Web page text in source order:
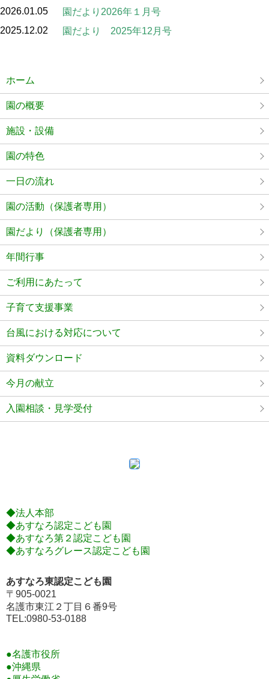
2026.01.05
園だより2026年１月号
2025.12.02
園だより 2025年12月号
ホーム
園の概要
施設・設備
園の特色
一日の流れ
園の活動（保護者専用）
園だより（保護者専用）
年間行事
ご利用にあたって
子育て支援事業
台風における対応について
資料ダウンロード
今月の献立
入園相談・見学受付
◆法人本部
◆あすなろ認定こども園
◆あすなろ第２認定こども園
◆あすなろグレース認定こども園
あすなろ東認定こども園
〒905-0021
名護市東江２丁目６番9号
TEL:0980-53-0188
●名護市役所
●沖縄県